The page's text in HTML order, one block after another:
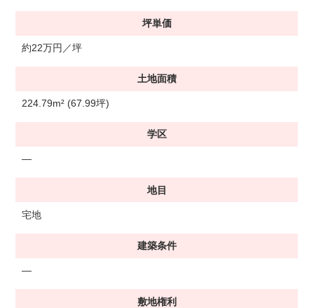
坪単価
約22万円／坪
土地面積
224.79m² (67.99坪)
学区
―
地目
宅地
建築条件
―
敷地権利